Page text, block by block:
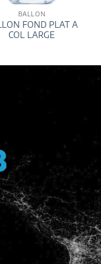
BALLON
FOND PLAT A
COL LARGE